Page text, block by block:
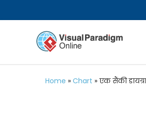
Home » Chart » एक सैंकी